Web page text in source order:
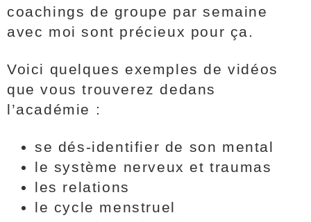
coachings de groupe par semaine
avec moi sont précieux pour ça.
Voici quelques exemples de vidéos
que vous trouverez dedans
l’académie :
se dés-identifier de son mental
le système nerveux et traumas
les relations
le cycle menstruel